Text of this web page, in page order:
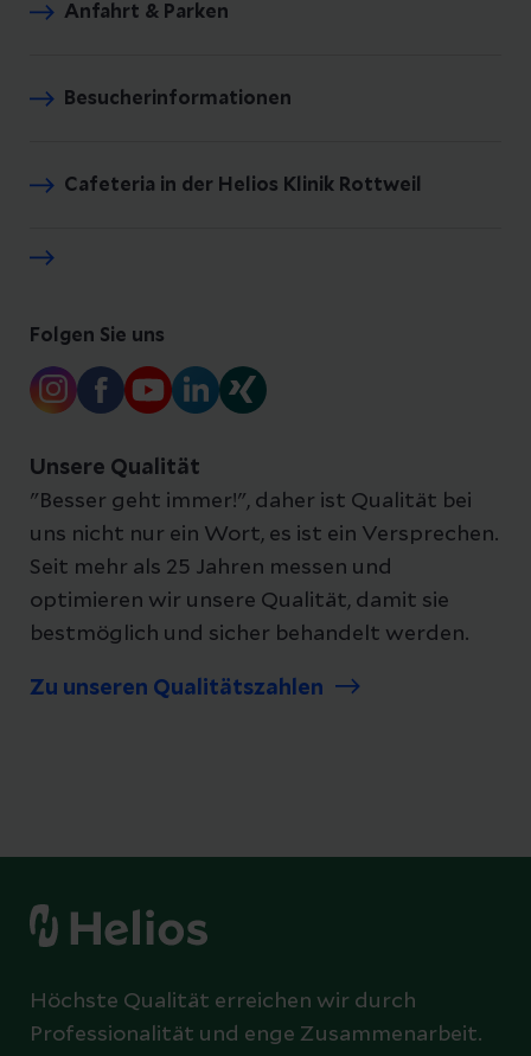
Anfahrt & Parken
Besucherinformationen
Cafeteria in der Helios Klinik Rottweil
Folgen Sie uns
Unsere Qualität
"Besser geht immer!", daher ist Qualität bei
uns nicht nur ein Wort, es ist ein Versprechen.
Seit mehr als 25 Jahren messen und
optimieren wir unsere Qualität, damit sie
bestmöglich und sicher behandelt werden.
Zu unseren Qualitätszahlen
Höchste Qualität erreichen wir durch
Professionalität und enge Zusammenarbeit.